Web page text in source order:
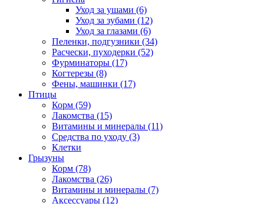
Уход за ушами (6)
Уход за зубами (12)
Уход за глазами (6)
Пеленки, подгузники (34)
Расчески, пуходерки (52)
Фурминаторы (17)
Когтерезы (8)
Фены, машинки (17)
Птицы
Корм (59)
Лакомства (15)
Витамины и минералы (11)
Средства по уходу (3)
Клетки
Грызуны
Корм (78)
Лакомства (26)
Витамины и минералы (7)
Аксессуары (12)